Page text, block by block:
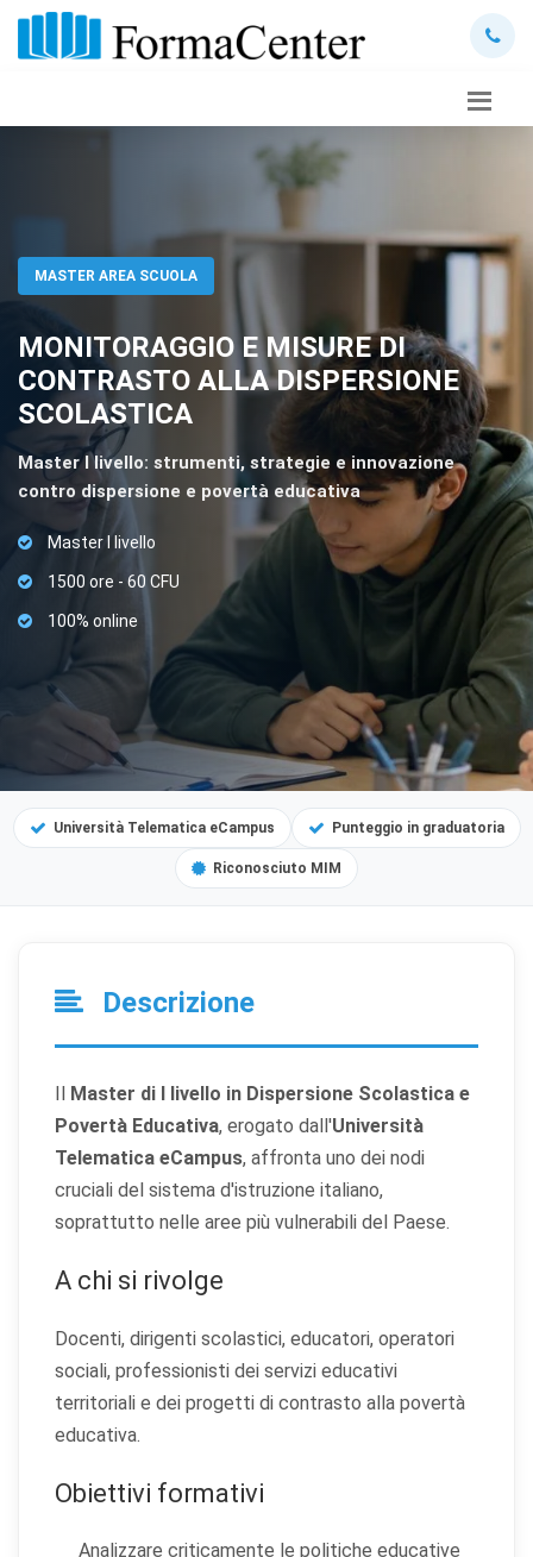
MASTER AREA SCUOLA
MONITORAGGIO E MISURE DI
CONTRASTO ALLA DISPERSIONE
SCOLASTICA
Master I livello: strumenti, strategie e innovazione
contro dispersione e povertà educativa
Master I livello
1500 ore - 60 CFU
100% online
Università Telematica eCampus Punteggio in graduatoria
Riconosciuto MIM
Descrizione
Il Master di I livello in Dispersione Scolastica e
Povertà Educativa, erogato dall'Università
Telematica eCampus, affronta uno dei nodi
cruciali del sistema d'istruzione italiano,
soprattutto nelle aree più vulnerabili del Paese.
A chi si rivolge
Docenti, dirigenti scolastici, educatori, operatori
sociali, professionisti dei servizi educativi
territoriali e dei progetti di contrasto alla povertà
educativa.
Obiettivi formativi
Analizzare criticamente le politiche educative